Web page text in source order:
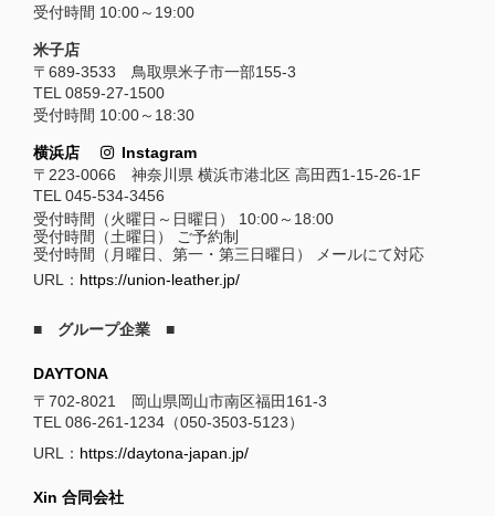
受付時間 10:00～19:00
米子店
〒689-3533 鳥取県米子市一部155-3
TEL 0859-27-1500
受付時間 10:00～18:30
横浜店
Instagram
〒223-0066 神奈川県 横浜市港北区 高田西1-15-26-1F
TEL 045-534-3456
受付時間（火曜日～日曜日） 10:00～18:00
受付時間（土曜日） ご予約制
受付時間（月曜日、第一・第三日曜日） メールにて対応
URL： https://union-leather.jp/
■ グループ企業 ■
DAYTONA
〒702-8021 岡山県岡山市南区福田161-3
TEL 086-261-1234（050-3503-5123）
URL： https://daytona-japan.jp/
Xin 合同会社